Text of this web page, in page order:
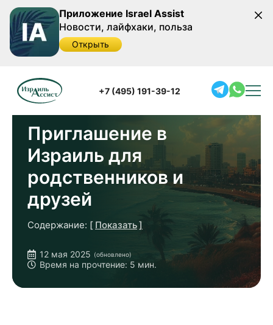
Приложение Israel Assist
Новости, лайфхаки, польза
Открыть
+7 (495) 191-39-12
Израиль для родственников и друзей
Приглашение в
Израиль для
родственников и
друзей
Содержание:
Показать
Как получить приглашение в Израиль
Особенности гостевой визы (B2)
12 мая 2025 (обновлено)
Время на прочтение: 5 мин.